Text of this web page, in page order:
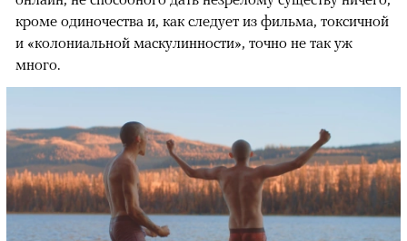
кроме одиночества и, как следует из фильма, токсичной
и «колониальной маскулинности», точно не так уж
много.